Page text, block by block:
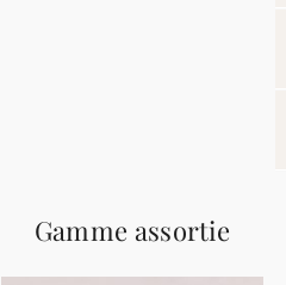
Gamme assortie